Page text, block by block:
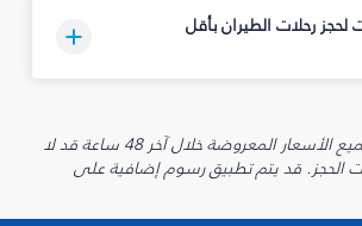
رحلات الطيران بأقل
* تم الحصول على جميع الأسعار المعروضة خلال آخر 48 ساعة قد لا
الحجز. قد يتم تطبيق رسوم إضافية على